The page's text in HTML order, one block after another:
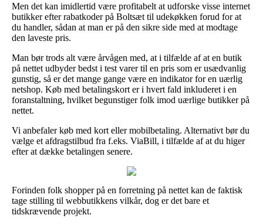
Men det kan imidlertid være profitabelt at udforske visse internet
butikker efter rabatkoder på Boltsæt til udekøkken forud for at
du handler, sådan at man er på den sikre side med at modtage
den laveste pris.
Man bør trods alt være årvågen med, at i tilfælde af at en butik
på nettet udbyder bedst i test varer til en pris som er usædvanlig
gunstig, så er det mange gange være en indikator for en uærlig
netshop. Køb med betalingskort er i hvert fald inkluderet i en
foranstaltning, hvilket begunstiger folk imod uærlige butikker på
nettet.
Vi anbefaler køb med kort eller mobilbetaling. Alternativt bør du
vælge et afdragstilbud fra f.eks. ViaBill, i tilfælde af at du higer
efter at dække betalingen senere.
Forinden folk shopper på en forretning på nettet kan de faktisk
tage stilling til webbutikkens vilkår, dog er det bare et
tidskrævende projekt.